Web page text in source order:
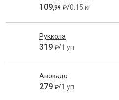
109,99 ₽/0.15 кг
Руккола
319 ₽/1 уп
Авокадо
279 ₽/1 уп